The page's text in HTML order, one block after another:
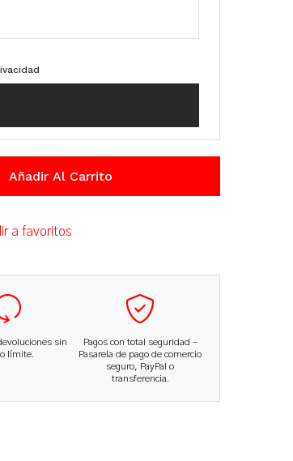
Añadir Al Carrito
a favoritos
sin
límite.
Pagos con total seguridad –
Pasarela de pago de comercio
seguro, PayPal o
transferencia.